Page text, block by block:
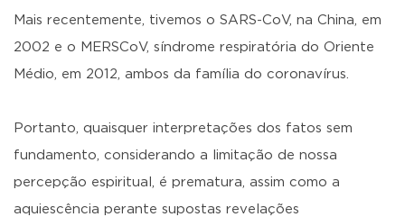
Mais recentemente, tivemos o SARS-CoV, na China, em
2002 e o MERSCoV, síndrome respiratória do Oriente
Médio, em 2012, ambos da família do coronavírus.
Portanto, quaisquer interpretações dos fatos sem
fundamento, considerando a limitação de nossa
percepção espiritual, é prematura, assim como a
aquiescência perante supostas revelações